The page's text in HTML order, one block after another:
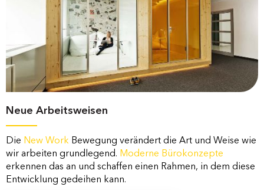
Neue Arbeitsweisen
Die New Work Bewegung verändert die Art und Weise wie
wir arbeiten grundlegend. Moderne Bürokonzepte
erkennen das an und schaffen einen Rahmen, in dem diese
Entwicklung gedeihen kann.